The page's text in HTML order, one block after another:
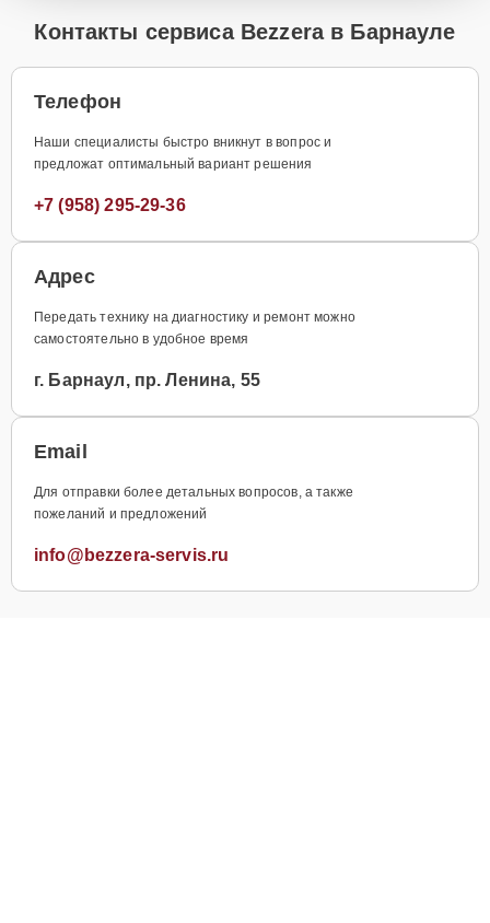
Контакты сервиса Bezzera в Барнауле
Телефон
Наши специалисты быстро вникнут в вопрос и
предложат оптимальный вариант решения
+7 (958) 295-29-36
Адрес
Передать технику на диагностику и ремонт можно
самостоятельно в удобное время
г. Барнаул, пр. Ленина, 55
Email
Для отправки более детальных вопросов, а также
пожеланий и предложений
info@bezzera-servis.ru